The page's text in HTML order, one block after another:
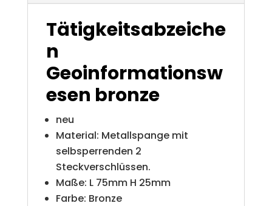
Tätigkeitsabzeiche
n
Geoinformationsw
esen bronze
neu
Material: Metallspange mit
selbsperrenden 2
Steckverschlüssen.
Maße: L 75mm H 25mm
Farbe: Bronze